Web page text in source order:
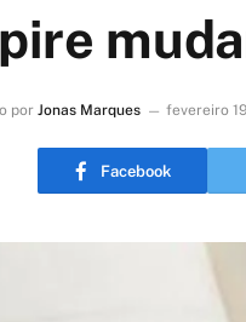
por Jonas Marques fevereiro
Facebook